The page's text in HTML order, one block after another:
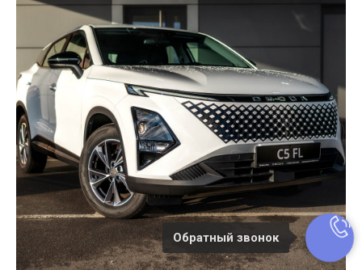
Обратный звонок